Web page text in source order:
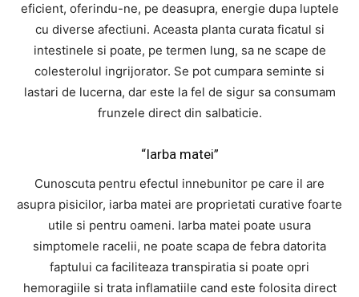
eficient, oferindu-ne, pe deasupra, energie dupa luptele
cu diverse afectiuni. Aceasta planta curata ficatul si
intestinele si poate, pe termen lung, sa ne scape de
colesterolul ingrijorator. Se pot cumpara seminte si
lastari de lucerna, dar este la fel de sigur sa consumam
frunzele direct din salbaticie.
“Iarba matei”
Cunoscuta pentru efectul innebunitor pe care il are
asupra pisicilor, iarba matei are proprietati curative foarte
utile si pentru oameni. Iarba matei poate usura
simptomele racelii, ne poate scapa de febra datorita
faptului ca faciliteaza transpiratia si poate opri
hemoragiile si trata inflamatiile cand este folosita direct